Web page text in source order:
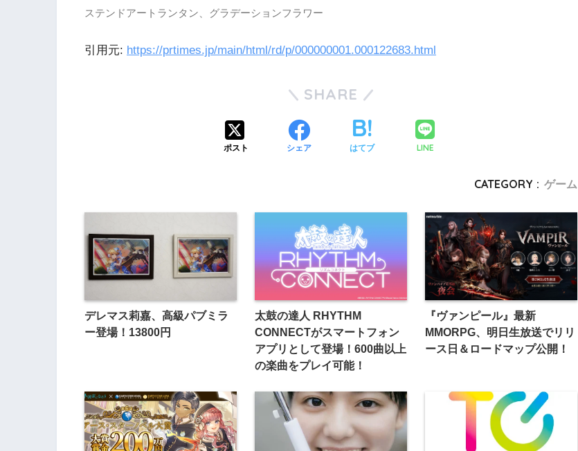
ステンドアートランタン、グラデーションフラワー
引用元: https://prtimes.jp/main/html/rd/p/000000001.000122683.html
SHARE
ポスト シェア はてブ LINE
CATEGORY : ゲーム
デレマス莉嘉、高級パブミラ
ー登場！13800円
太鼓の達人 RHYTHM
CONNECTがスマートフォン
アプリとして登場！600曲以上
の楽曲をプレイ可能！
『ヴァンピール』最新
MMORPG、明日生放送でリリ
ース日＆ロードマップ公開！